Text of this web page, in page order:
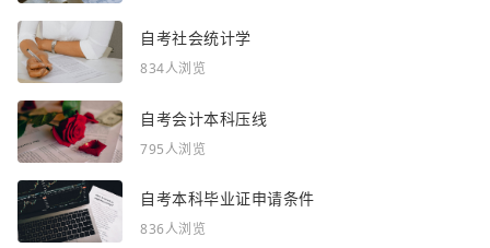
自考社会统计学
834人浏览
自考会计本科压线
795人浏览
自考本科毕业证申请条件
836人浏览